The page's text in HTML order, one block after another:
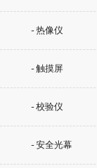
- 热像仪
- 触摸屏
- 校验仪
- 安全光幕